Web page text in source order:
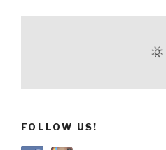
FOLLOW US!